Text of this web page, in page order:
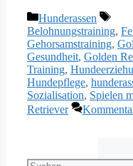
Kategorien
Hunderassen
Belohnungstraining,
Gehorsamstraining,
Gesundheit, Golden
Training,
Hundepflege,
Sozialisation, Spielen
Retriever